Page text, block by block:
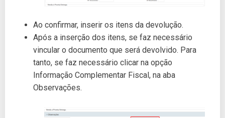
Ao confirmar, inserir os itens da devolução.
Após a inserção dos itens, se faz necessário
vincular o documento que será devolvido. Para
tanto, se faz necessário clicar na opção
Informação Complementar Fiscal, na aba
Observações.